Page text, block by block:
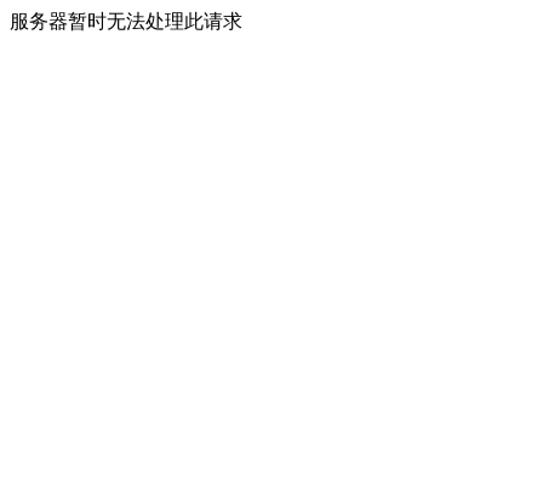
服务器暂时无法处理此请求